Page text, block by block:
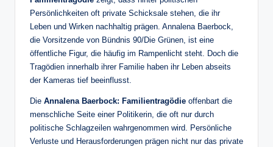
Persönlichkeiten oft private Schicksale stehen, die ihr
Leben und Wirken nachhaltig prägen. Annalena Baerbock,
die Vorsitzende von Bündnis 90/Die Grünen, ist eine
öffentliche Figur, die häufig im Rampenlicht steht. Doch die
Tragödien innerhalb ihrer Familie haben ihr Leben abseits
der Kameras tief beeinflusst.
Die Annalena Baerbock: Familientragödie offenbart die
menschliche Seite einer Politikerin, die oft nur durch
politische Schlagzeilen wahrgenommen wird. Persönliche
Verluste und Herausforderungen prägen nicht nur das private